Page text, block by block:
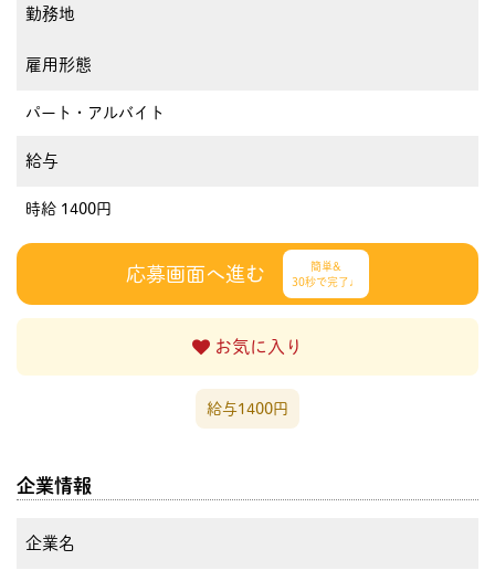
勤務地
雇用形態
パート・アルバイト
給与
時給 1400円
応募画面へ進む
簡単&
30秒で完了♩
お気に入り
給与1400円
企業情報
企業名